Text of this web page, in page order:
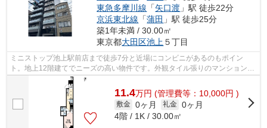
東急多摩川線 「矢口渡 」駅 徒歩22分
京浜東北線 「蒲田 」駅 徒歩25分
築1年未満 / 30.00㎡
東京都大田区池上５丁目
ミニストップ池上駅前店まで徒歩7分と近場にコンビニがあるのもポイン
ト。地上12階建てでニーズの高い物件です。外観タイル張りのマンションで
す。駅まで5分と、駅近でアクセスも良好...
11.4万円 (管理費等：10,000円 )
敷金 0ヶ月 礼金 0ヶ月
4階 / 1K / 30.00㎡